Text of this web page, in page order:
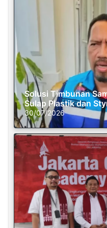
Solusi Timbunan
Sulap Plastik dan
30/07/2026